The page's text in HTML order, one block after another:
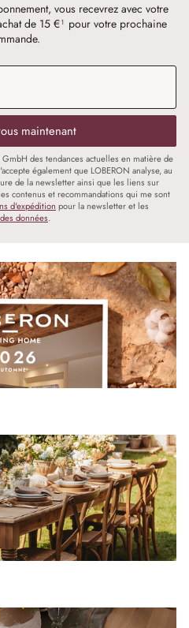
vous recevrez avec votre
de 15 €¹ pour votre prochaine
maintenant
des tendances actuelles en matière de
également que LOBERON analyse, au
de la newsletter ainsi que les liens sur
contenus et recommandations qui me sont
d'expédition pour la newsletter et les
données.